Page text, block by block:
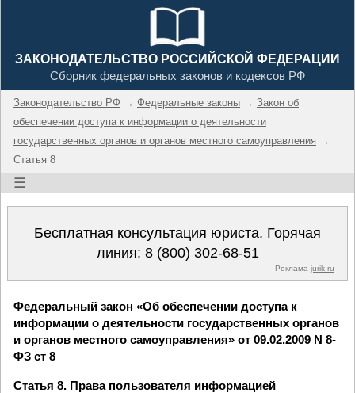
ЗАКОНОДАТЕЛЬСТВО РОССИЙСКОЙ ФЕДЕРАЦИИ
Сборник федеральных законов и кодексов РФ
Законодательство РФ → Федеральные законы → Закон об
обеспечении доступа к информации о деятельности
государственных органов и органов местного самоуправления →
Статья 8
☰
Бесплатная консультация юриста. Горячая
линия: 8 (800) 302-68-51
Реклама jurik.ru
Федеральный закон «Об обеспечении доступа к
информации о деятельности государственных органов
и органов местного самоуправления» от 09.02.2009 N 8-
ФЗ ст 8
Статья 8. Права пользователя информацией